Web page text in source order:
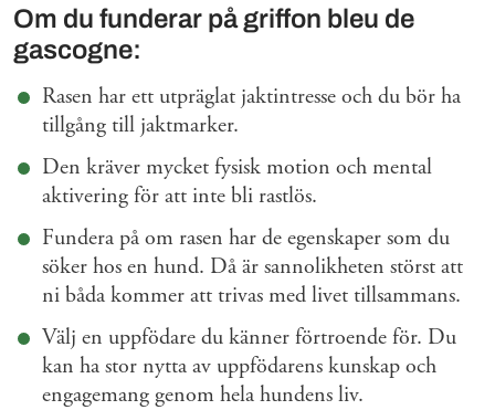
Om du funderar på griffon bleu de
gascogne:
Rasen har ett utpräglat jaktintresse och du bör ha
tillgång till jaktmarker.
Den kräver mycket fysisk motion och mental
aktivering för att inte bli rastlös.
Fundera på om rasen har de egenskaper som du
söker hos en hund. Då är sannolikheten störst att
ni båda kommer att trivas med livet tillsammans.
Välj en uppfödare du känner förtroende för. Du
kan ha stor nytta av uppfödarens kunskap och
engagemang genom hela hundens liv.